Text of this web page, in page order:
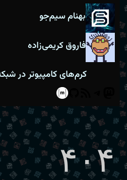
بهنام سیم‌جو
فاروق کریمی‌زاده
کرم‌های کامپیوتر در
Telegram
RSS
Feed
GitHub
Matrix
۴۰۴